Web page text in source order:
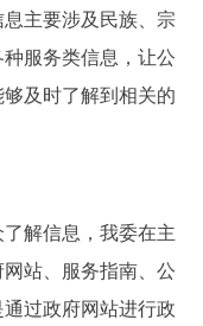
主要涉及民族、宗
服务类信息，让公
及时了解到相关的
解信息，我委在主
站、服务指南、公
过政府网站进行政